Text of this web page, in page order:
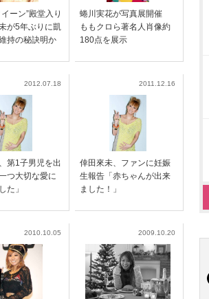
ーン”殿堂入り
が5年ぶりに凱
持の秘訣明か
蜷川実花が写真展開催
ももクロら著名人肖像約
180点を展示
2012.07.18
第1子男児を出
つ大切な愛に
た」
2011.12.16
倖田來未、ファンに妊娠
生報告「赤ちゃんが出来
ました！」
2010.10.05 2009.10.20